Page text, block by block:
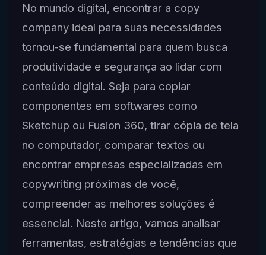
No mundo digital, encontrar a copy
company ideal para suas necessidades
tornou-se fundamental para quem busca
produtividade e segurança ao lidar com
conteúdo digital. Seja para copiar
componentes em softwares como
Sketchup ou Fusion 360, tirar cópia de tela
no computador, comparar textos ou
encontrar empresas especializadas em
copywriting próximas de você,
compreender as melhores soluções é
essencial. Neste artigo, vamos analisar
ferramentas, estratégias e tendências que